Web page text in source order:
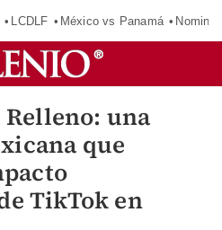
LCDLF México vs Panamá
una
que
TikTok en